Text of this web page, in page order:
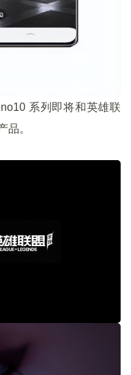
系列即将和英雄联
品。